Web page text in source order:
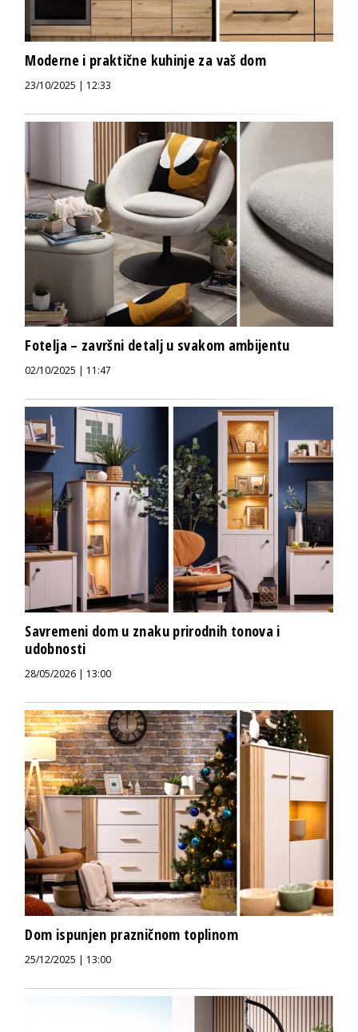
Moderne i praktične kuhinje za vaš dom
23/10/2025 | 12:33
Fotelja – završni detalj u svakom ambijentu
02/10/2025 | 11:47
Savremeni dom u znaku prirodnih tonova i
udobnosti
28/05/2026 | 13:00
Dom ispunjen prazničnom toplinom
25/12/2025 | 13:00